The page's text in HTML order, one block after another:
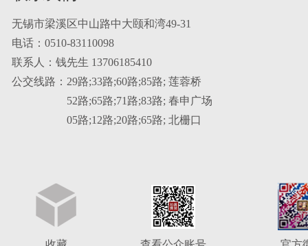
无锡市梁溪区中山路中大颐和湾49-31
电话：0510-83110098
联系人：钱先生 13706185410
公交线路：29路;33路;60路;85路; 莲蓉桥
52路;65路;71路;83路; 春申广场
05路;12路;20路;65路; 北栅口